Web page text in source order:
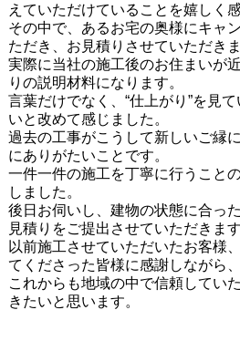
えていただけていることを嬉しく感
その中で、あるお宅の奥様にキャ
ただき、お見積りさせていただきま
実際に当社の施工後のお住まいが
りの説明材料になります。
言葉だけでなく、“仕上がり”を見
いと改めて感じました。
過去の工事がこうして新しいご縁
にありがたいことです。
一件一件の施工を丁寧に行うこと
しました。
後日お伺いし、建物の状態に合っ
見積りをご提出させていただきます
以前施工させていただいたお客様
てくださった皆様に感謝しながら、
これからも地域の中で信頼してい
きたいと思います。